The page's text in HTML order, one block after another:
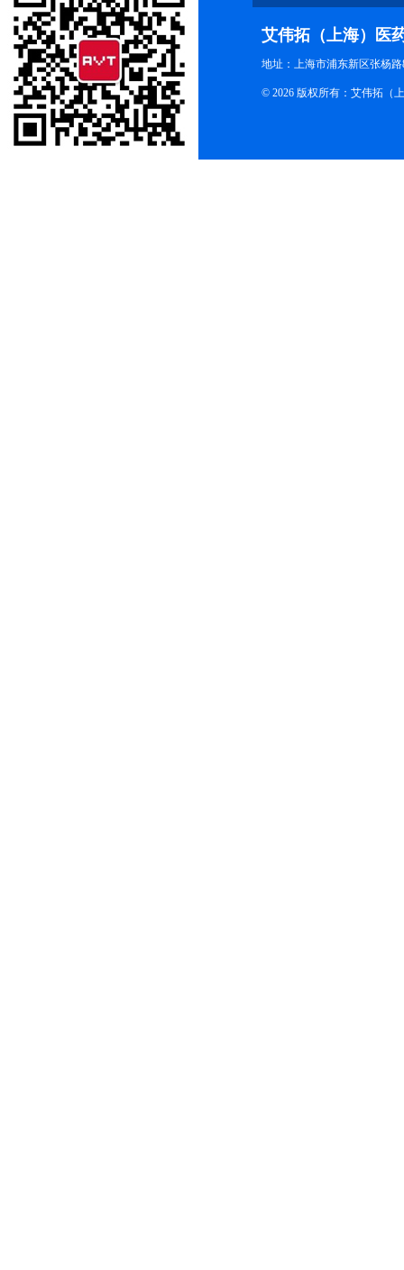
艾伟拓（上海）医
地址：上海市浦东新区张杨
© 2026 版权所有：艾伟拓（